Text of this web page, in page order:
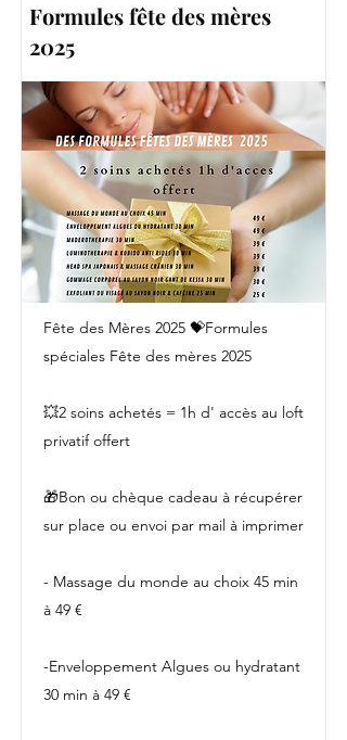
Formules fête des mères
2025
Fête des Mères 2025 💝Formules
spéciales Fête des mères 2025
💥2 soins achetés = 1h d' accès au loft
privatif offert
🎁Bon ou chèque cadeau à récupérer
sur place ou envoi par mail à imprimer
- Massage du monde au choix 45 min
à 49 €
-Enveloppement Algues ou hydratant
30 min à 49 €